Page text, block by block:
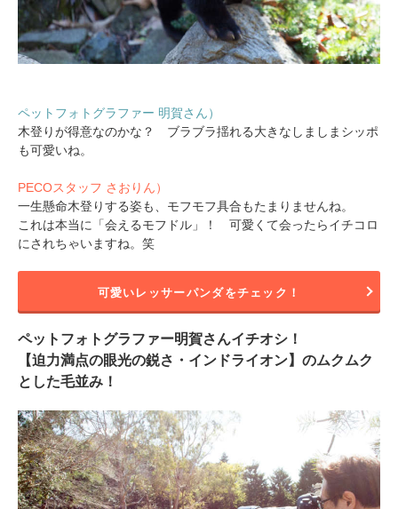
ペットフォトグラファー 明賀さん）
木登りが得意なのかな？ ブラブラ揺れる大きなしましまシッポ
も可愛いね。
PECOスタッフ さおりん）
一生懸命木登りする姿も、モフモフ具合もたまりませんね。
これは本当に「会えるモフドル」！ 可愛くて会ったらイチコロ
にされちゃいますね。笑
可愛いレッサーパンダをチェック！
ペットフォトグラファー明賀さんイチオシ！
【迫力満点の眼光の鋭さ・インドライオン】のムクムク
とした毛並み！